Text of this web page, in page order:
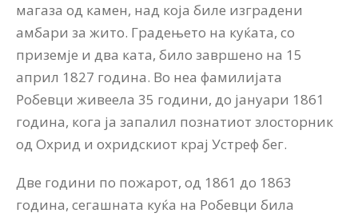
магаза од камен, над која биле изградени
амбари за жито. Градењето на куќата, со
приземје и два ката, било завршено на 15
април 1827 година. Во неа фамилијата
Робевци живеела 35 години, до јануари 1861
година, кога ја запалил познатиот злосторник
од Охрид и охридскиот крај Устреф бег.
Две години по пожарот, од 1861 до 1863
година, сегашната куќа на Робевци била